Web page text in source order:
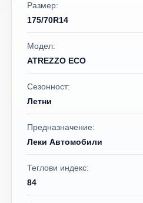
Размер:
175/70R14
Модел:
ATREZZO ECO
Сезонност:
Летни
Предназначение:
Леки Автомобили
Теглови индекс:
84